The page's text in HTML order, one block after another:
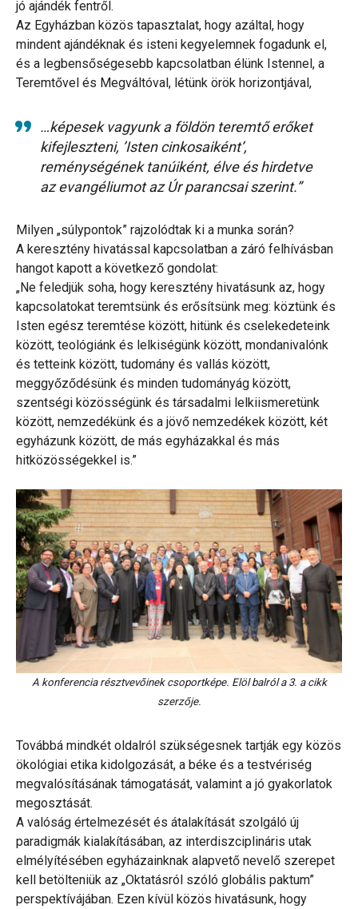
jó ajándék fentről.
Az Egyházban közös tapasztalat, hogy azáltal, hogy
mindent ajándéknak és isteni kegyelemnek fogadunk el,
és a legbensőségesebb kapcsolatban élünk Istennel, a
Teremtővel és Megváltóval, létünk örök horizontjával,
…képesek vagyunk a földön teremtő erőket
kifejleszteni, ’Isten cinkosaiként’,
reménységének tanúiként, élve és hirdetve
az evangéliumot az Úr parancsai szerint.”
Milyen „súlypontok” rajzolódtak ki a munka során?
A keresztény hivatással kapcsolatban a záró felhívásban
hangot kapott a következő gondolat:
„Ne feledjük soha, hogy keresztény hivatásunk az, hogy
kapcsolatokat teremtsünk és erősítsünk meg: köztünk és
Isten egész teremtése között, hitünk és cselekedeteink
között, teológiánk és lelkiségünk között, mondanivalónk
és tetteink között, tudomány és vallás között,
meggyőződésünk és minden tudományág között,
szentségi közösségünk és társadalmi lelkiismeretünk
között, nemzedékünk és a jövő nemzedékek között, két
egyházunk között, de más egyházakkal és más
hitközösségekkel is.”
A konferencia résztvevőinek csoportképe. Elöl balról a 3. a cikk
szerzője.
Továbbá mindkét oldalról szükségesnek tartják egy közös
ökológiai etika kidolgozását, a béke és a testvériség
megvalósításának támogatását, valamint a jó gyakorlatok
megosztását.
A valóság értelmezését és átalakítását szolgáló új
paradigmák kialakításában, az interdiszciplináris utak
elmélyítésében egyházainknak alapvető nevelő szerepet
kell betölteniük az „Oktatásról szóló globális paktum”
perspektívájában. Ezen kívül közös hivatásunk, hogy